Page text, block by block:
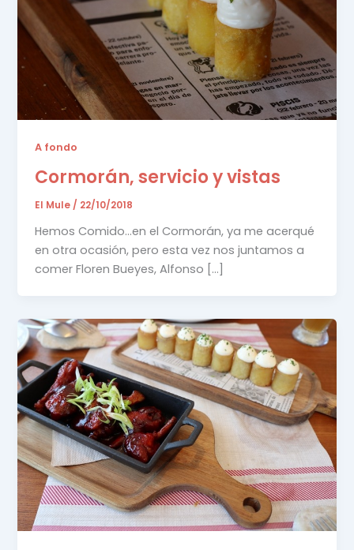
A fondo
Cormorán, servicio y vistas
El Mule/ 22/10/2018
Hemos Comido…en el Cormorán, ya me acerqué
en otra ocasión, pero esta vez nos juntamos a
comer Floren Bueyes, Alfonso […]